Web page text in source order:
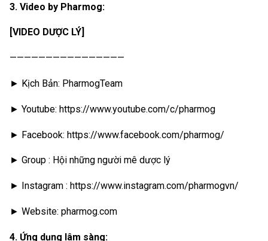
3. Video by Pharmog:
[VIDEO DƯỢC LÝ]
————————————————
► Kịch Bản: PharmogTeam
► Youtube: https://www.youtube.com/c/pharmog
► Facebook: https://www.facebook.com/pharmog/
► Group : Hội những người mê dược lý
► Instagram : https://www.instagram.com/pharmogvn/
► Website: pharmog.com
4. Ứng dụng lâm sàng: